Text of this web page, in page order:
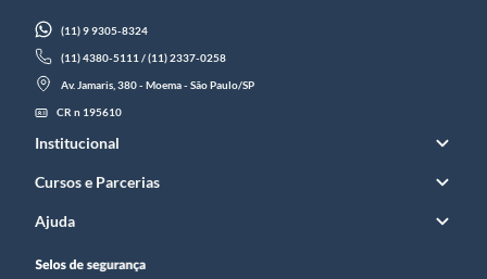
(11) 9 9305-8324
(11) 4380-5111 / (11) 2337-0258
Av. Jamaris, 380 - Moema - São Paulo/SP
CR n 195610
Institucional
Cursos e Parcerias
Ajuda